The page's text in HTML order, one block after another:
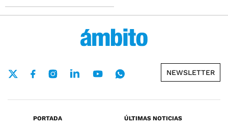
NEWSLETTER
PORTADA
ÚLTIMAS NOTICIAS